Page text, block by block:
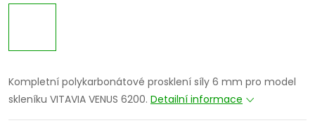
Kompletní polykarbonátové prosklení síly 6 mm pro model
skleníku VITAVIA VENUS 6200. Detailní informace